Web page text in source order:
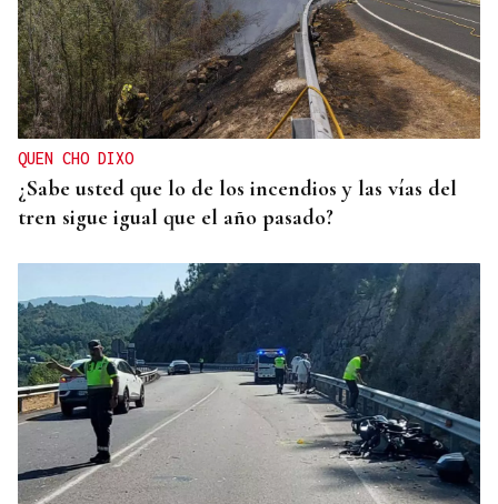
QUEN CHO DIXO
¿Sabe usted que lo de los incendios y las vías del
tren sigue igual que el año pasado?